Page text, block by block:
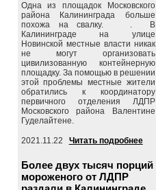
Одна из площадок Московского
района Калининграда больше
похожа на свалку. . В
Калининграде на улице
Новинской местные власти никак
не могут организовать
цивилизованную контейнерную
площадку. За помощью в решении
этой проблемы местные жители
обратились к координатору
первичного отделения ЛДПР
Московского района Валентине
Гуделайтене.
2021.11.22 Читать подробнее
Более двух тысяч порций
мороженого от ЛДПР